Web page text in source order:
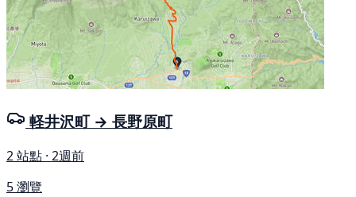
軽井沢町 → 長野原町
2 站點 · 2週前
5 瀏覽